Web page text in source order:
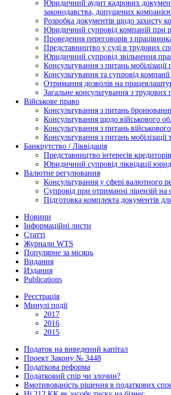
Юридичний аудит кадрових
законодавства, допущених
Розробка документів щодо захисту
Юридичний супровід компаній при
Проведення переговорів з
Представництво у суді в трудових
Юридичний супровід звільнення
Консультування з питань мобілізації
Консультування та супровід
Отримання дозволів на
Загальне консультування з трудових
Військове право
Консультування з питань
Консультування щодо військового
Консультування з питань військового
Консультування з питань мобілізації
Банкрутство / Ліквідація
Представництво інтересів
Юридичний супровід ліквідації
Валютне регулювання
Консультування у сфері валютного
Супровід при отриманні ліцензій
Підготовка комплекта документів
Новини
Інформаційні листи
Статті
Журнали WTS
Популярне за місяць
Видання
Издания
Publications
Реєстрація
Минулі події
2017
2016
2015
Податок на виведений капітал
Проект Закону № 3448
Податкова реформа
Податковий спір чи злочин?
Вмотивованість рішення в податкових